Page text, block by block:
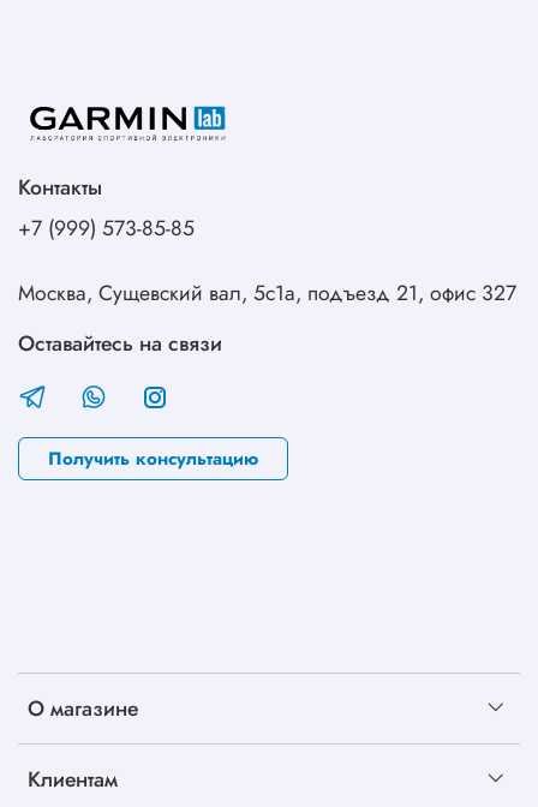
О магазине
Клиентам
Контакты
+7 (999) 573-85-85
Москва, Сущевский вал, 5с1а, подъезд 21, офис 327
Оставайтесь на связи
Получить консультацию